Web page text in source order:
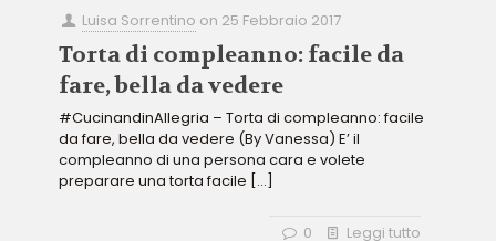
Luisa Sorrentino on 25 Febbraio 2017
Torta di compleanno: facile da
fare, bella da vedere
#CucinandinAllegria – Torta di compleanno: facile
da fare, bella da vedere (By Vanessa) E’ il
compleanno di una persona cara e volete
preparare una torta facile […]
0 Leggi tutto